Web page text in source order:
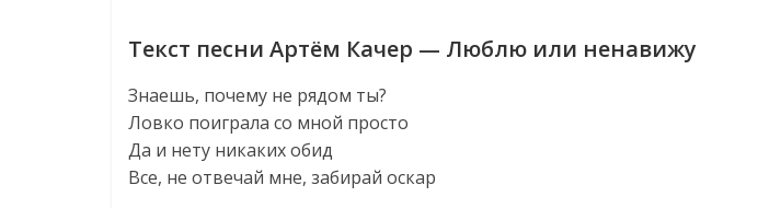
Текст песни Артём Качер — Люблю или ненавижу
Знаешь, почему не рядом ты?
Ловко поиграла со мной просто
Да и нету никаких обид
Все, не отвечай мне, забирай оскар